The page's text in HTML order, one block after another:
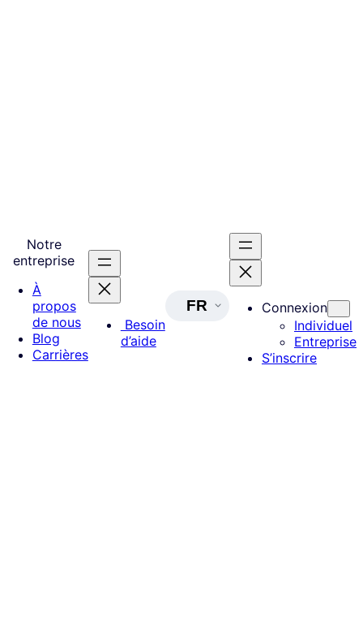
Notre
entreprise
À
propos
de nous
Blog
Carrières
Besoin
d’aide
FR
Connexion
Individuel
Entreprise
S’inscrire